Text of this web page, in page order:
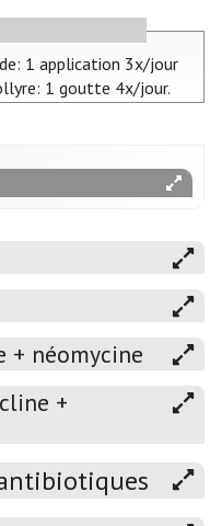
1 application 3x/jour
1 goutte 4x/jour.
+ néomycine
+